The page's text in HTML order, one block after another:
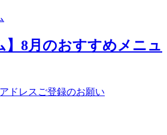
】8月のおすすめメニュ